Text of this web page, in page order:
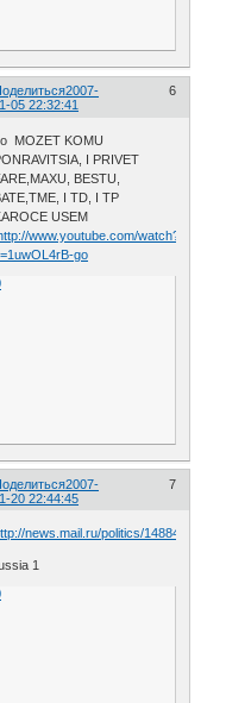
6
2007-
05 22:32:41
MOZET KOMU
I PRIVET
BESTU,
I TD, I TP
USEM
www.youtube.com/watch?
go
7
2007-
20 22:44:45
news.mail.ru/politics/1488488/
1